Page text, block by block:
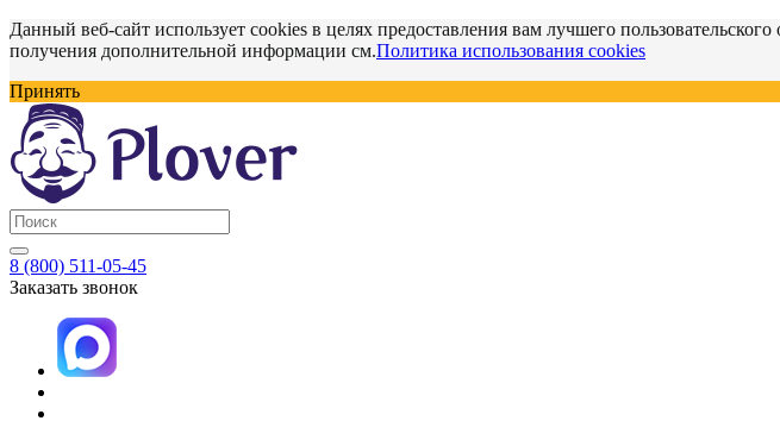
Данный веб-сайт использует cookies в целях предоставления вам лучшего
получения дополнительной информации см.Политика использования cookies
Принять
8 (800) 511-05-45
Заказать звонок